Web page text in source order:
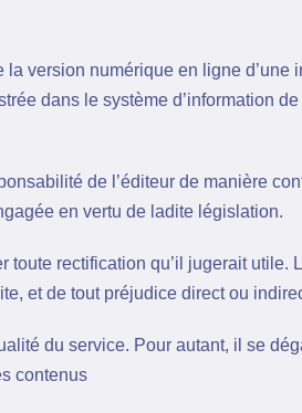
version numérique en ligne d’une
dans le système d’information
de l’éditeur de manière
en vertu de ladite législation.
rectification qu’il jugerait utile.
et de tout préjudice direct ou
du service. Pour autant, il se
contenus